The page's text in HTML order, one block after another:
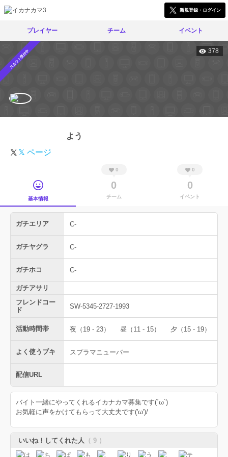
新規登録・ログイン
プレイヤー チーム イベント
スカウト受付中 378
よう
𝕏 ページ
基本情報
0
0
チーム
0
0
イベント
ガチエリア C-
ガチヤグラ C-
ガチホコ C-
ガチアサリ
フレンドコー
ド
SW-5345-2727-1993
活動時間帯 夜（19 - 23） 昼（11 - 15） 夕（15 - 19）
よく使うブキ スプラマニューバー
配信URL
バイト一緒にやってくれるイカナカマ募集です(´ω`)
お気軽に声をかけてもらって大丈夫です('ω')/
いいね！してくれた人 （ 9 ）